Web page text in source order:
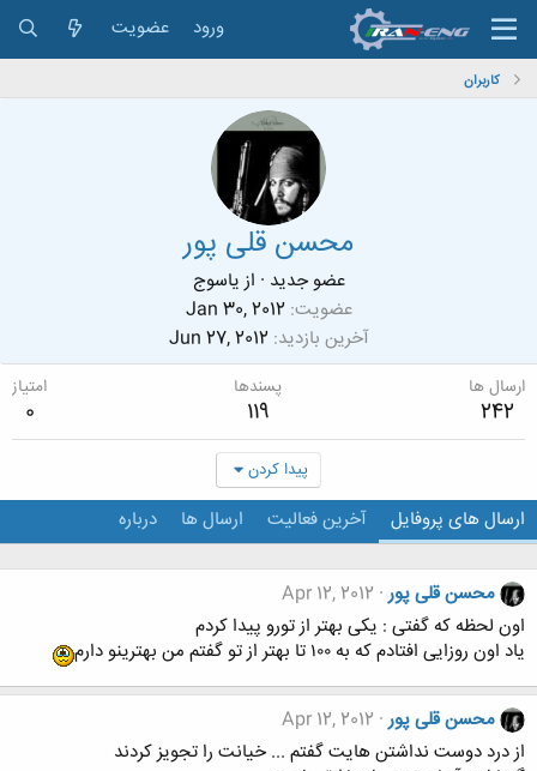
ورود عضویت
کاربران
محسن قلی پور
عضو جدید · ازیاسوج
عضویت Jan 30, 2012
آخرین بازدید Jun 27, 2012
ارسال ها
242
پسندها
119
امتیاز
0
پیدا کردن
ارسال های پروفایل آخرین فعالیت ارسال ها درباره
محسن قلی پور Apr 12, 2012
اون لحظه که گفتی : یکی بهتر از تورو پیدا کردم
یاد اون روزایی افتادم که به ۱۰۰ تا بهتر از تو گفتم من بهترینو دارم
محسن قلی پور Apr 12, 2012
از درد دوست نداشتن هایت گفتم ... خیانت را تجویز کردند